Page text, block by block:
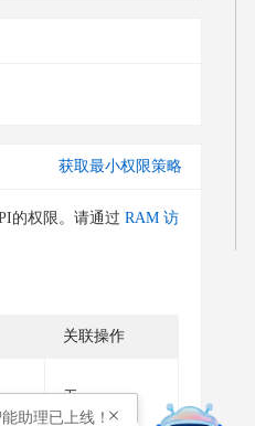
获取最小权限策略
的权限。请通过 RAM 访
关联操作
无
能助理已上线！